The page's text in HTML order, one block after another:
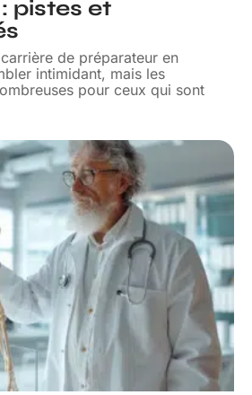
pistes et
de préparateur en
intimidant, mais les
pour ceux qui sont